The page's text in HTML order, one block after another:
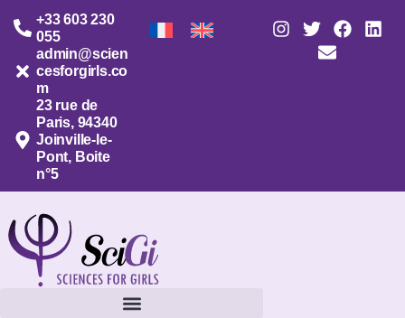
+33 603 230
055
admin@scien
cesforgirls.co
m
23 rue de
Paris, 94340
Joinville-le-
Pont, Boite
n°5